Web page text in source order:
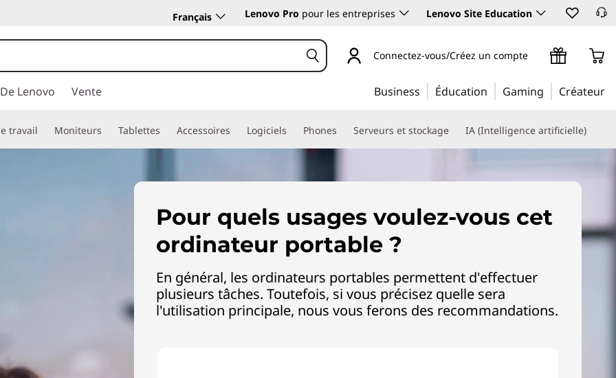
Français Lenovo Pro pour les entreprises Lenovo Site Education
Connectez-vous/Créez un compte
Lenovo Vente Business Éducation Gaming Créateur
travail Moniteurs Tablettes Accessoires Logiciels Phones Serveurs et stockage IA (Intelligence artificielle)
Pour quels usages voulez-vous cet
ordinateur portable ?
En général, les ordinateurs portables permettent d'effectuer
plusieurs tâches. Toutefois, si vous précisez quelle sera
l'utilisation principale, nous vous ferons des recommandations.